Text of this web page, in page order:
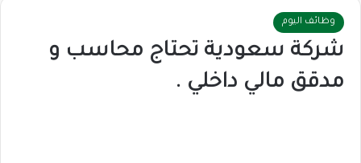
وظائف اليوم
شركة سعودية تحتاج محاسب و
مدقق مالي داخلي .